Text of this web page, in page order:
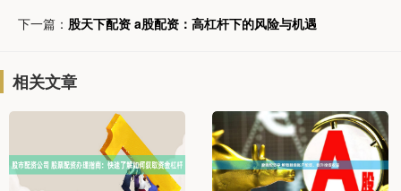
下一篇： 股天下配资 a股配资：高杠杆下的风险与机遇
相关文章